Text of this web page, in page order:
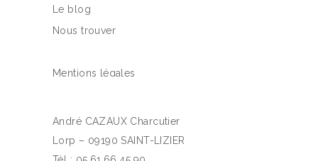
Le blog
Nous trouver
Mentions légales
André CAZAUX Charcutier
Lorp – 09190 SAINT-LIZIER